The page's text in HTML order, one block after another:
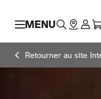
MENU
Retourner au site